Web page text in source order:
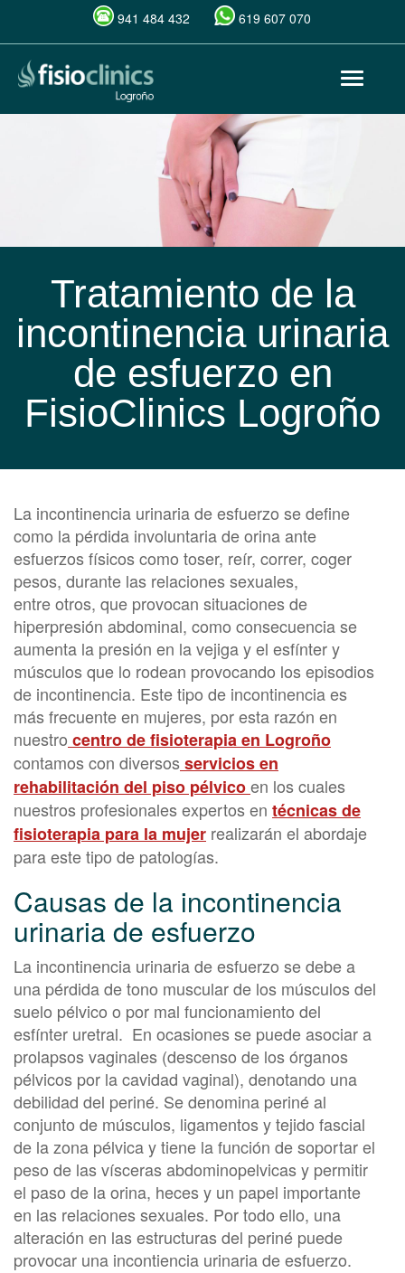
Pasar
contenido
941 484 432 619 607 070
Toggle
Tratamiento de la
incontinencia urinaria
de esfuerzo en
FisioClinics Logroño
La incontinencia urinaria de esfuerzo se define
como la pérdida involuntaria de orina ante
esfuerzos físicos como toser, reír, correr, coger
pesos, durante las relaciones sexuales,
entre otros, que provocan situaciones de
hiperpresión abdominal, como consecuencia se
aumenta la presión en la vejiga y el esfínter y
músculos que lo rodean provocando los episodios
de incontinencia. Este tipo de incontinencia es
más frecuente en mujeres, por esta razón en
nuestro centro de fisioterapia en Logroño
contamos con diversosservicios en
rehabilitación del piso pélvicoen los cuales
nuestros profesionales expertos en técnicas de
fisioterapia para la mujer realizarán el abordaje
para este tipo de patologías.
Causas de la incontinencia
urinaria de esfuerzo
La incontinencia urinaria de esfuerzo se debe a
una pérdida de tono muscular de los músculos del
suelo pélvico o por mal funcionamiento del
esfínter uretral. En ocasiones se puede asociar a
prolapsos vaginales (descenso de los órganos
pélvicos por la cavidad vaginal), denotando una
debilidad del periné. Se denomina periné al
conjunto de músculos, ligamentos y tejido fascial
de la zona pélvica y tiene la función de soportar el
peso de las vísceras abdominopelvicas y permitir
el paso de la orina, heces y un papel importante
en las relaciones sexuales. Por todo ello, una
alteración en las estructuras del periné puede
provocar una incontiencia urinaria de esfuerzo.